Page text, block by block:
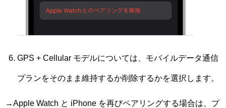
GPS + Cellular モデルについては、モバイルデータ通信
プランをそのまま維持するか削除するかを選択します。
→Apple Watch と iPhone を再びペアリングする場合は、プ